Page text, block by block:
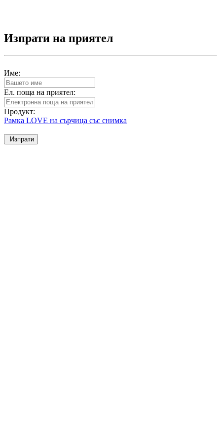
Изпрати на приятел
Име:
Ел. поща на приятел:
Продукт:
Рамка LOVE на сърчица със снимка
Изпрати